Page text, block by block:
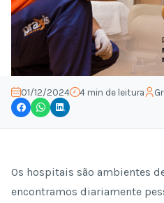
01/12/2024 4 min de leitura
Os hospitais são ambientes
encontramos diariamente